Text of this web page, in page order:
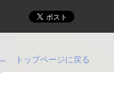
← トップページに戻る